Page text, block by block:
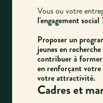
Vous ou votre
l'engagement social
Proposer un
jeunes en
contribuer à
en renforçant votre
votre attractivité.
Cadres et